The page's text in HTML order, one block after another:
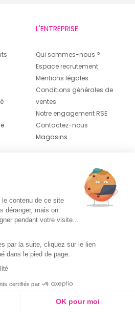
L'ENTREPRISE
Qui sommes-nous ?
Espace recrutement
Mentions légales
Conditions générales de
ventes
Notre engagement RSE
Contactez-nous
Magasins
& le
le contenu de ce site
déranger, mais on
pendant votre visite...
par la suite, cliquez sur le lien
dans le pied de page.
certifiés par
OK pour moi